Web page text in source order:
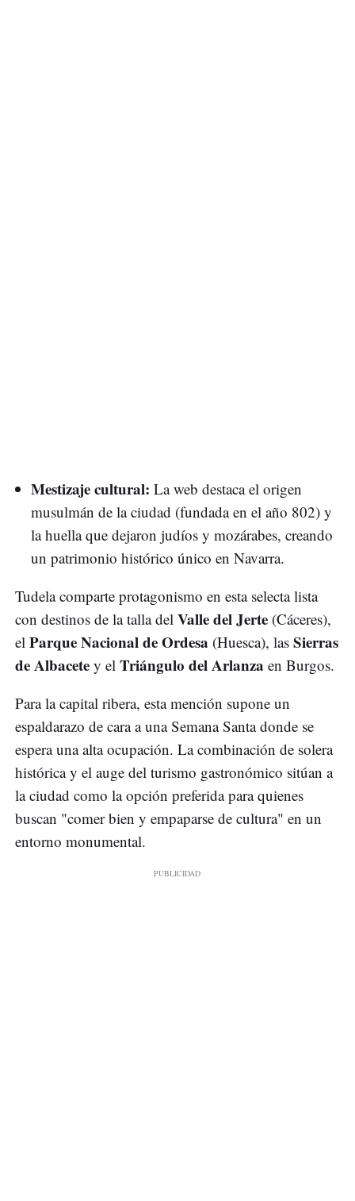
Mestizaje cultural: La web destaca el origen
musulmán de la ciudad (fundada en el año 802) y
la huella que dejaron judíos y mozárabes, creando
un patrimonio histórico único en Navarra.
Tudela comparte protagonismo en esta selecta lista
con destinos de la talla del Valle del Jerte (Cáceres),
el Parque Nacional de Ordesa (Huesca), las Sierras
de Albacete y el Triángulo del Arlanza en Burgos.
Para la capital ribera, esta mención supone un
espaldarazo de cara a una Semana Santa donde se
espera una alta ocupación. La combinación de solera
histórica y el auge del turismo gastronómico sitúan a
la ciudad como la opción preferida para quienes
buscan "comer bien y empaparse de cultura" en un
entorno monumental.